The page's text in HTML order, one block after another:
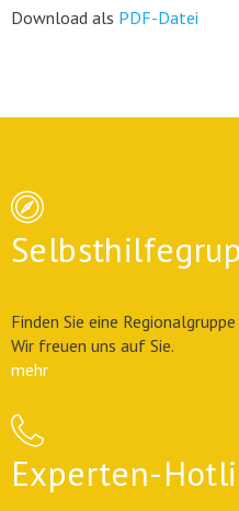
Download als PDF-Datei
Finden Sie eine
Wir freuen uns auf Sie.
mehr
Experten-